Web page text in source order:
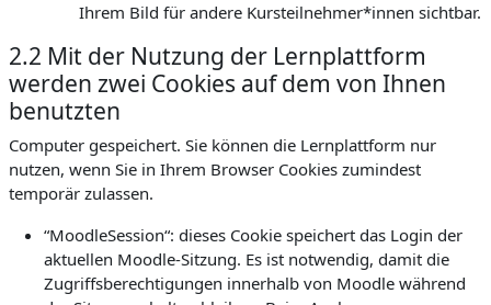
Ihrem Bild für andere Kursteilnehmer*innen sichtbar.
2.2 Mit der Nutzung der Lernplattform
werden zwei Cookies auf dem von Ihnen
benutzten
Computer gespeichert. Sie können die Lernplattform nur
nutzen, wenn Sie in Ihrem Browser Cookies zumindest
temporär zulassen.
“MoodleSession“: dieses Cookie speichert das Login der
aktuellen Moodle-Sitzung. Es ist notwendig, damit die
Zugriffsberechtigungen innerhalb von Moodle während